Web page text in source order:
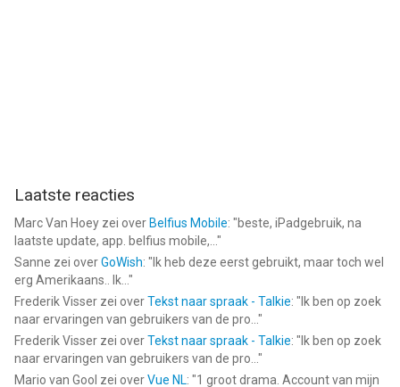
je verbinding te beschermen terwijl hij efficiënt op de
achtergrond werkt.
Het lichte ontwerp zorgt voor goede prestaties terwijl een
stabiele VPN Connection VPN-verbinding behouden blijft.
Stabiele verbinding voor dagelijks gebruik
Stable VPN Connection
Laatste reacties
Marc Van Hoey zei over Belfius Mobile: "beste, iPadgebruik, na
laatste update, app. belfius mobile,... "
Sanne zei overGoWish: " Ik heb deze eerst gebruikt, maar toch wel
erg Amerikaans.. Ik... "
Frederik Visser zei overTekst naar spraak - Talkie: " Ik ben op zoek
naar ervaringen van gebruikers van de pro... "
Frederik Visser zei overTekst naar spraak - Talkie: " Ik ben op zoek
naar ervaringen van gebruikers van de pro... "
Mario van Gool zei overVue NL: "1 groot drama. Account van mijn